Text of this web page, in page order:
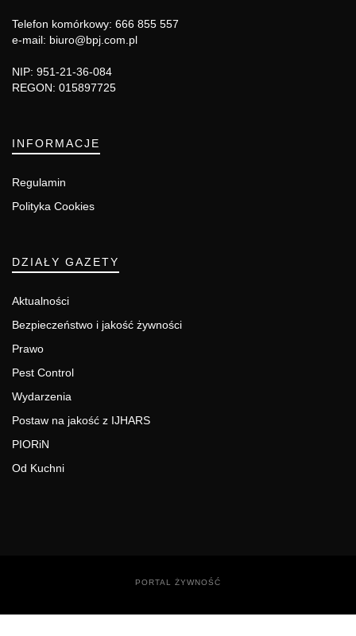
Telefon komórkowy: 666 855 557
e-mail: biuro@bpj.com.pl
NIP: 951-21-36-084
REGON: 015897725
INFORMACJE
Regulamin
Polityka Cookies
DZIAŁY GAZETY
Aktualności
Bezpieczeństwo i jakość żywności
Prawo
Pest Control
Wydarzenia
Postaw na jakość z IJHARS
PIORiN
Od Kuchni
PORTAL ŻYWNOŚĆ